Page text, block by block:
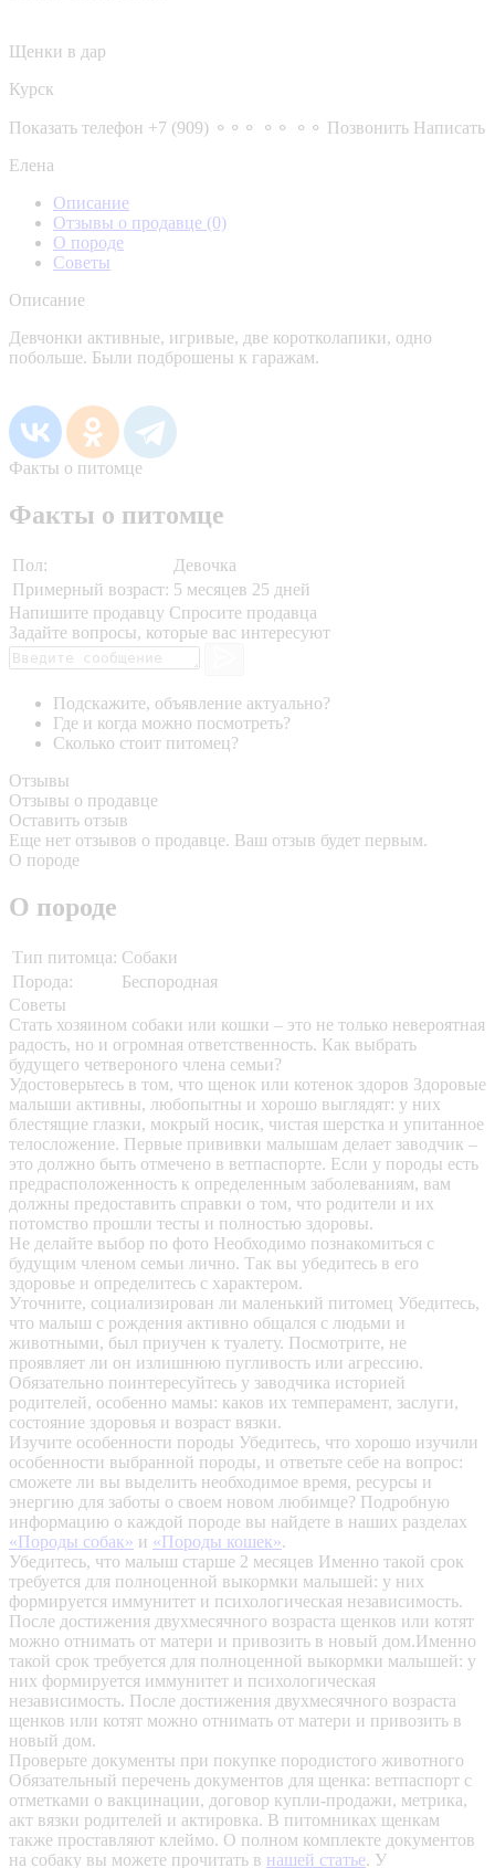
Щенки в дар
Курск
Показать телефон +7 (909) ⚬⚬⚬ ⚬⚬ ⚬⚬ Позвонить Написать
Елена
Описание
Отзывы о продавце (0)
О породе
Советы
Описание
Девчонки активные, игривые, две коротколапики, одно
побольше. Были подброшены к гаражам.
Факты о питомце
Факты о питомце
Пол:
Девочка
Примерный возраст: 5 месяцев 25 дней
Напишите продавцу Спросите продавца
Задайте вопросы, которые вас интересуют
Подскажите, объявление актуально?
Где и когда можно посмотреть?
Сколько стоит питомец?
Отзывы
Отзывы о продавце
Оставить отзыв
Еще нет отзывов о продавце. Ваш отзыв будет первым.
О породе
О породе
Тип питомца: Собаки
Порода:
Беспородная
Советы
Стать хозяином собаки или кошки – это не только невероятная
радость, но и огромная ответственность. Как выбрать
будущего четвероного члена семьи?
Удостоверьтесь в том, что щенок или котенок здоров Здоровые
малыши активны, любопытны и хорошо выглядят: у них
блестящие глазки, мокрый носик, чистая шерстка и упитанное
телосложение. Первые прививки малышам делает заводчик –
это должно быть отмечено в ветпаспорте. Если у породы есть
предрасположенность к определенным заболеваниям, вам
должны предоставить справки о том, что родители и их
потомство прошли тесты и полностью здоровы.
Не делайте выбор по фото Необходимо познакомиться с
будущим членом семьи лично. Так вы убедитесь в его
здоровье и определитесь с характером.
Уточните, социализирован ли маленький питомец Убедитесь,
что малыш с рождения активно общался с людьми и
животными, был приучен к туалету. Посмотрите, не
проявляет ли он излишнюю пугливость или агрессию.
Обязательно поинтересуйтесь у заводчика историей
родителей, особенно мамы: каков их темперамент, заслуги,
состояние здоровья и возраст вязки.
Изучите особенности породы Убедитесь, что хорошо изучили
особенности выбранной породы, и ответьте себе на вопрос:
сможете ли вы выделить необходимое время, ресурсы и
энергию для заботы о своем новом любимце? Подробную
информацию о каждой породе вы найдете в наших разделах
«Породы собак» и «Породы кошек».
Убедитесь, что малыш старше 2 месяцев Именно такой срок
требуется для полноценной выкормки малышей: у них
формируется иммунитет и психологическая независимость.
После достижения двухмесячного возраста щенков или котят
можно отнимать от матери и привозить в новый дом.Именно
такой срок требуется для полноценной выкормки малышей: у
них формируется иммунитет и психологическая
независимость. После достижения двухмесячного возраста
щенков или котят можно отнимать от матери и привозить в
новый дом.
Проверьте документы при покупке породистого животного
Обязательный перечень документов для щенка: ветпаспорт с
отметками о вакцинации, договор купли-продажи, метрика,
акт вязки родителей и актировка. В питомниках щенкам
также проставляют клеймо. О полном комплекте документов
на собаку вы можете прочитать в нашей статье. У